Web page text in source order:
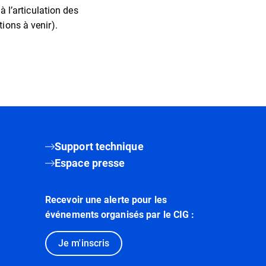
l’articulation des
à venir).
Support technique
Espace presse
Recevoir une alerte pour les
événements organisés par le CIG :
Je m'inscris